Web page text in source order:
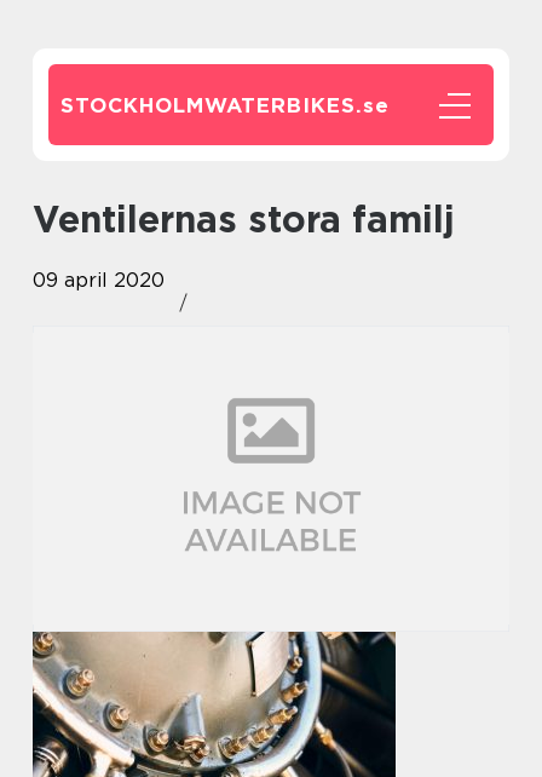
STOCKHOLMWATERBIKES.se
Ventilernas stora familj
09 april 2020